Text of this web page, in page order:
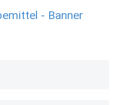
- Banner